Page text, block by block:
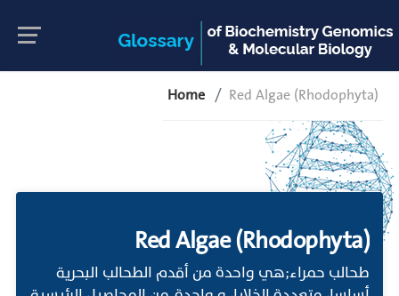
Home Red Algae (Rhodophyta)
Red Algae (Rhodophyta)
طحالب حمراء;هي واحدة من أقدم الطحالب البحرية